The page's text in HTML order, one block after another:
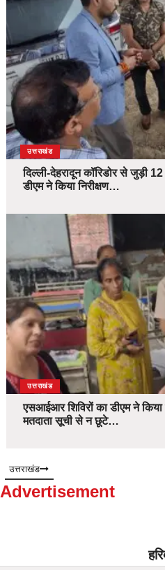
उत्तराखंड
दिल्ली-देहरादून कॉरिडोर से जुड़ी
डीएम ने किया निरीक्षण…
उत्तराखंड
एसआईआर शिविरों का डीएम ने किया
मतदाता सूची से न छूटे…
उत्तराखंड
Advertisement